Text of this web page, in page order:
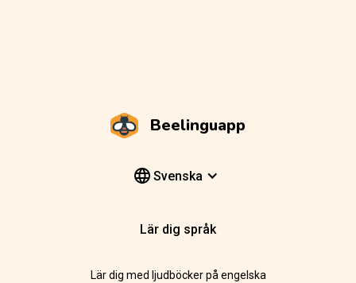
Beelinguapp
Svenska
Lär dig språk
Lär dig med ljudböcker på engelska